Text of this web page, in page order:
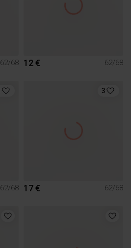
62/68 12 € 62/68
62/68
3
17 € 62/68